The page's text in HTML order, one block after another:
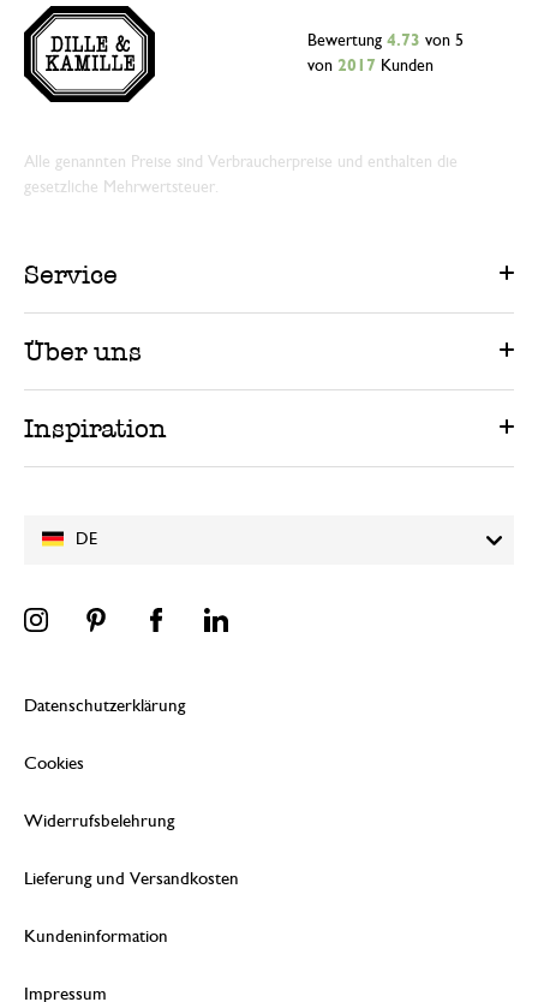
DE
Bewertung 4.73 von 5
von 2017 Kunden
Alle genannten Preise sind Verbraucherpreise und enthalten die
gesetzliche Mehrwertsteuer.
Service
Über uns
Inspiration
Datenschutzerklärung
Cookies
Widerrufsbelehrung
Lieferung und Versandkosten
Kundeninformation
Impressum